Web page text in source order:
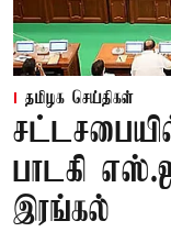
தமிழக செய்திகள்
பாடகி
இரங்கல்